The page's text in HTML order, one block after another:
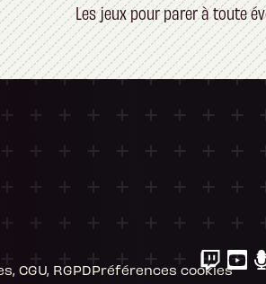
Les jeux pour parer à toute
CGU, RGPDPréférences cookies
de confidentialité,